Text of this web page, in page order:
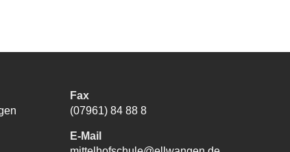
Fax
(07961) 84 88 8
E-Mail